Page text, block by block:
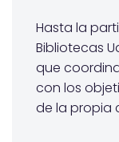
Hasta la
Bibliotecas
que
con los
de la propia